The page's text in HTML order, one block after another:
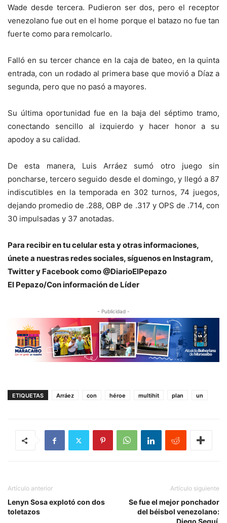
Wade desde tercera. Pudieron ser dos, pero el receptor
venezolano fue out en el home porque el batazo no fue tan
fuerte como para remolcarlo.
Falló en su tercer chance en la caja de bateo, en la quinta
entrada, con un rodado al primera base que movió a Díaz a
segunda, pero que no pasó a mayores.
Su última oportunidad fue en la baja del séptimo tramo,
conectando sencillo al izquierdo y hacer honor a su
apodoy a su calidad.
De esta manera, Luis Arráez sumó otro juego sin
poncharse, tercero seguido desde el domingo, y llegó a 87
indiscutibles en la temporada en 302 turnos, 74 juegos,
dejando promedio de .288, OBP de .317 y OPS de .714, con
30 impulsadas y 37 anotadas.
Para recibir en tu celular esta y otras informaciones,
únete a nuestras redes sociales, síguenos en Instagram,
Twitter y Facebook como @DiarioElPepazo
El Pepazo/Con información de Líder
- Publicidad -
ETIQUETAS Arráez con héroe multihit plan un
Artículo anterior
Lenyn Sosa explotó con dos
toletazos
Artículo siguiente
Se fue el mejor ponchador
del béisbol venezolano: